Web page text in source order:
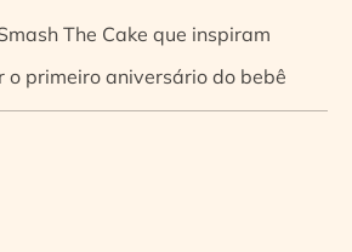
The Cake que inspiram
o primeiro aniversário do bebê